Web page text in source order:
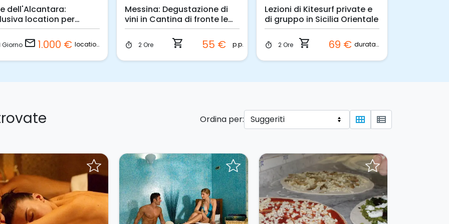
dell'Alcantara:
location per
immersa nella natura
Giorno email 1.000 € location
Messina: Degustazione di
vini in Cantina di fronte le
Isole Eolie
timer 2 Ore shopping_cart 55 € p.p.
Lezioni di Kitesurf private e
di gruppo in Sicilia Orientale
timer 2 Ore shopping_cart 69 € durata (ore)
Ordina per: view_module view_list